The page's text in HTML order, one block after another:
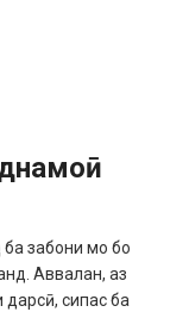
ба забони мо бо
Аввалан, аз
дарсӣ, сипас ба